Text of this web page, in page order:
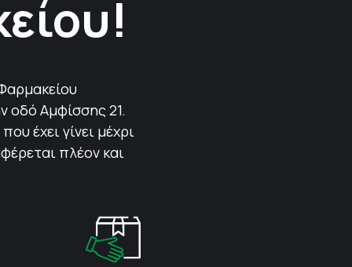
οδό Αμφίσσης 21.
έχει γίνει μέχρι
πλέον και